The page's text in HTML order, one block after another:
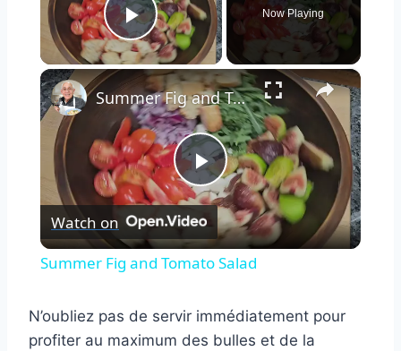
Play Video
Now Playing
×
Play
Video
Summer Fig and Tomato Salad
Watch on
Summer Fig and Tomato Salad
N’oubliez pas de servir immédiatement pour
profiter au maximum des bulles et de la